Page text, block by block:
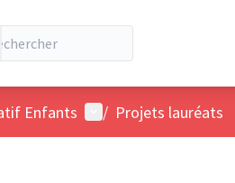
Enfants Menu utilisateur
/ Projets lauréats